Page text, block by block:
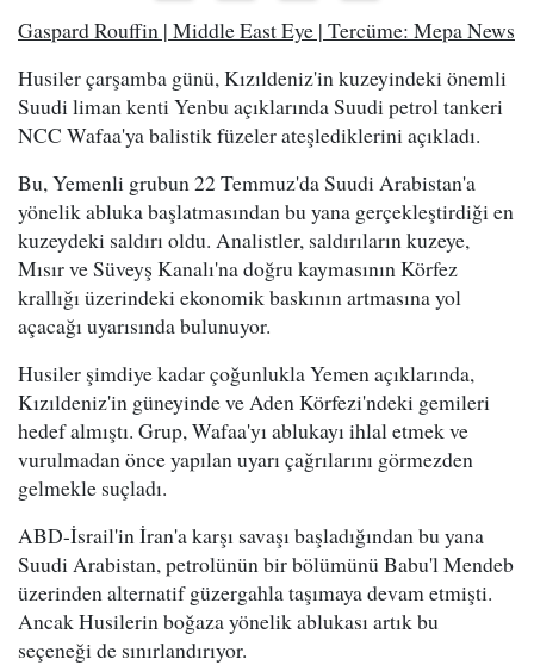
Gaspard Rouffin | Middle East Eye | Tercüme: Mepa News
Husiler çarşamba günü, Kızıldeniz'in kuzeyindeki önemli
Suudi liman kenti Yenbu açıklarında Suudi petrol tankeri
NCC Wafaa'ya balistik füzeler ateşlediklerini açıkladı.
Bu, Yemenli grubun 22 Temmuz'da Suudi Arabistan'a
yönelik abluka başlatmasından bu yana gerçekleştirdiği en
kuzeydeki saldırı oldu. Analistler, saldırıların kuzeye,
Mısır ve Süveyş Kanalı'na doğru kaymasının Körfez
krallığı üzerindeki ekonomik baskının artmasına yol
açacağı uyarısında bulunuyor.
Husiler şimdiye kadar çoğunlukla Yemen açıklarında,
Kızıldeniz'in güneyinde ve Aden Körfezi'ndeki gemileri
hedef almıştı. Grup, Wafaa'yı ablukayı ihlal etmek ve
vurulmadan önce yapılan uyarı çağrılarını görmezden
gelmekle suçladı.
ABD-İsrail'in İran'a karşı savaşı başladığından bu yana
Suudi Arabistan, petrolünün bir bölümünü Babu'l Mendeb
üzerinden alternatif güzergahla taşımaya devam etmişti.
Ancak Husilerin boğaza yönelik ablukası artık bu
seçeneği de sınırlandırıyor.